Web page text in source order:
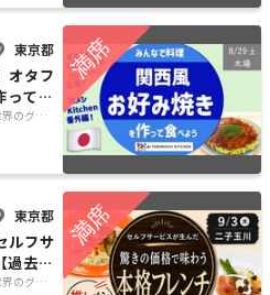
東京都
オタフ
って食
社主
のグル
東京都
ルフサ
過去参
のグル